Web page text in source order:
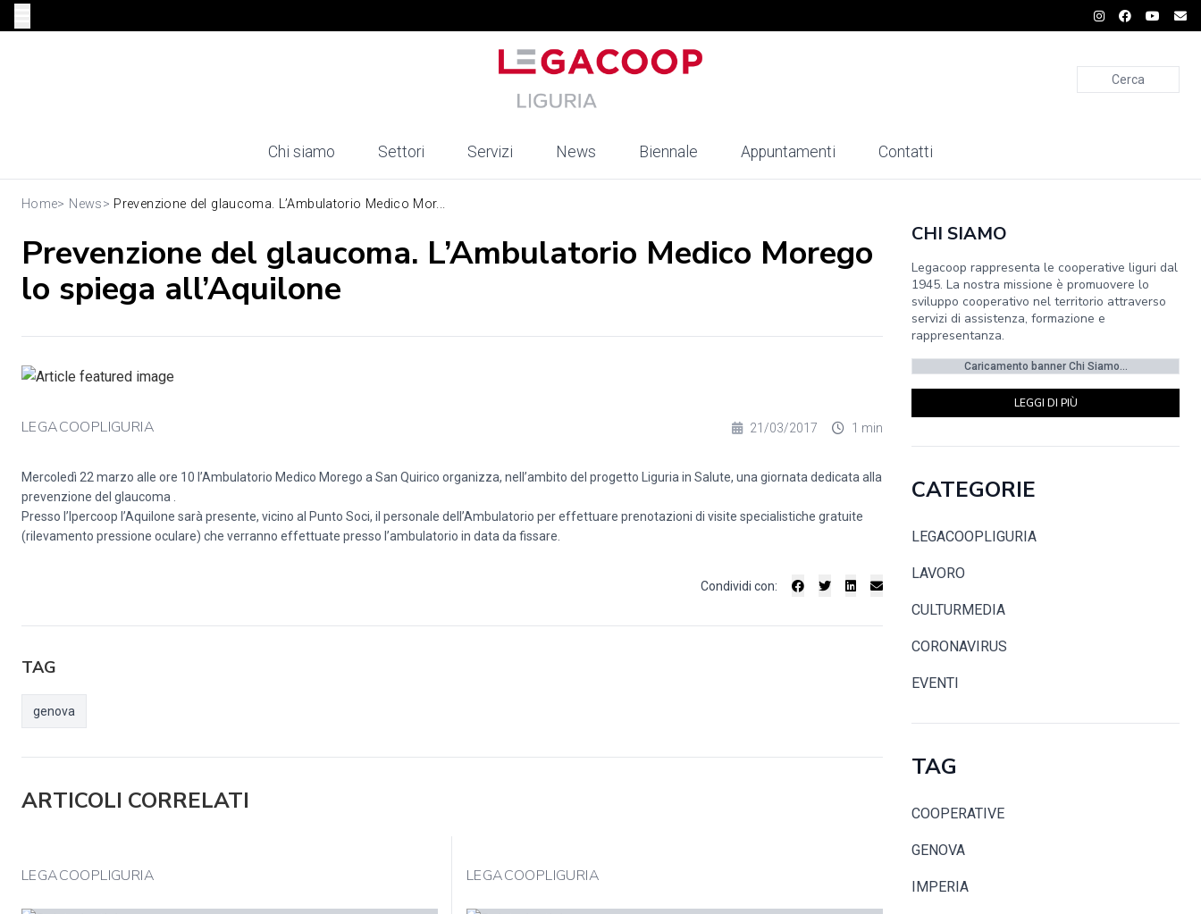
Cerca
Chi siamo Settori Servizi News Biennale Appuntamenti Contatti
Home> News> Prevenzione del glaucoma. L’Ambulatorio Medico Mor...
Prevenzione del glaucoma. L’Ambulatorio Medico Morego
lo spiega all’Aquilone
LEGACOOPLIGURIA 21/03/2017 1 min
Mercoledì 22 marzo alle ore 10 l’Ambulatorio Medico Morego a San Quirico organizza, nell’ambito del progetto Liguria in Salute, una giornata dedicata alla
prevenzione del glaucoma .
Presso l’Ipercoop l’Aquilone sarà presente, vicino al Punto Soci, il personale dell’Ambulatorio per effettuare prenotazioni di visite specialistiche gratuite
(rilevamento pressione oculare) che verranno effettuate presso l’ambulatorio in data da fissare.
Condividi con:
TAG
genova
ARTICOLI CORRELATI
LEGACOOPLIGURIA LEGACOOPLIGURIA
CHI SIAMO
Legacoop rappresenta le cooperative liguri dal
1945. La nostra missione è promuovere lo
sviluppo cooperativo nel territorio attraverso
servizi di assistenza, formazione e
rappresentanza.
Caricamento banner Chi Siamo...
LEGGI DI PIÙ
CATEGORIE
LEGACOOPLIGURIA
LAVORO
CULTURMEDIA
CORONAVIRUS
EVENTI
TAG
COOPERATIVE
GENOVA
IMPERIA